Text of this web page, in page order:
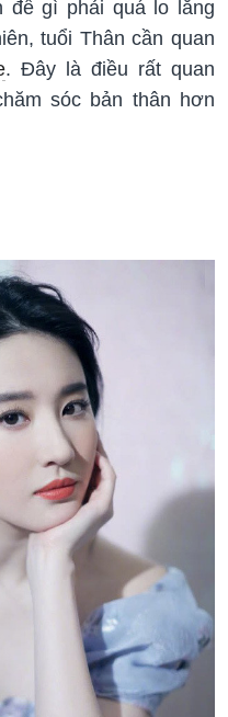
đề gì phải quá lo lắng
tuổi Thân cần quan
. Đây là điều rất quan
sóc bản thân hơn